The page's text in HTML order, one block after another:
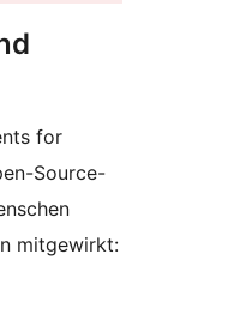
for
Source-
mitgewirkt: